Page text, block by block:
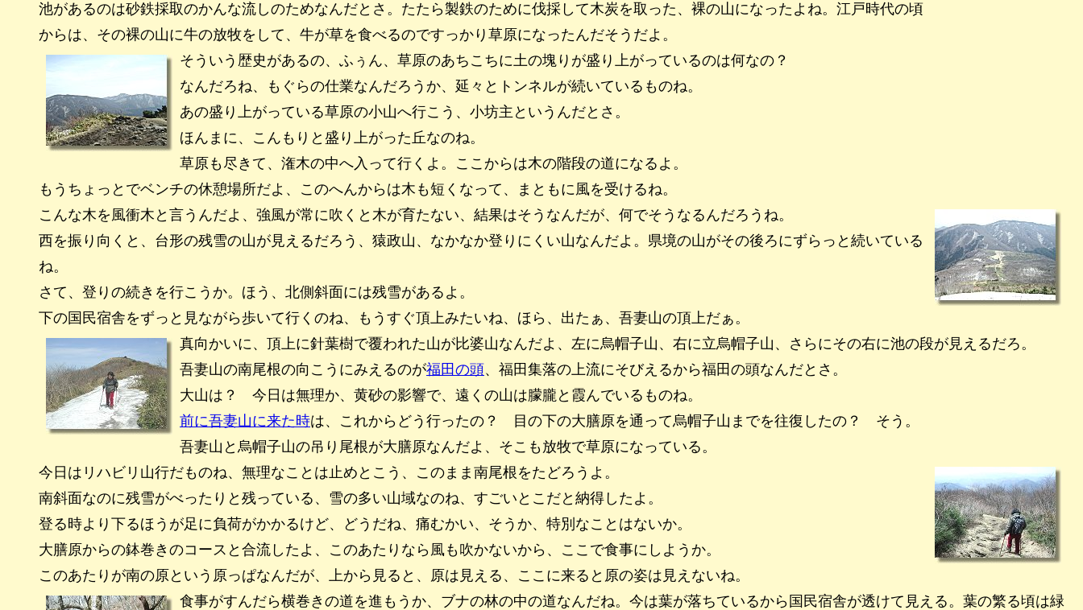
池があるのは砂鉄採取のかんな流しのためなんだとさ。たたら製鉄のために伐採して木炭を取った、裸の山になったよね。江戸時代の頃
からは、その裸の山に牛の放牧をして、牛が草を食べるのですっかり草原になったんだそうだよ。
そういう歴史があるの、ふぅん、草原のあちこちに土の塊りが盛り上がっているのは何なの？
なんだろね、もぐらの仕業なんだろうか、延々とトンネルが続いているものね。
あの盛り上がっている草原の小山へ行こう、小坊主というんだとさ。
ほんまに、こんもりと盛り上がった丘なのね。
草原も尽きて、潅木の中へ入って行くよ。ここからは木の階段の道になるよ。
もうちょっとでベンチの休憩場所だよ、このへんからは木も短くなって、まともに風を受けるね。
こんな木を風衝木と言うんだよ、強風が常に吹くと木が育たない、結果はそうなんだが、何でそうなるんだろうね。
西を振り向くと、台形の残雪の山が見えるだろう、猿政山、なかなか登りにくい山なんだよ。県境の山がその後ろにずらっと続いている
ね。
さて、登りの続きを行こうか。ほう、北側斜面には残雪があるよ。
下の国民宿舎をずっと見ながら歩いて行くのね、もうすぐ頂上みたいね、ほら、出たぁ、吾妻山の頂上だぁ。
真向かいに、頂上に針葉樹で覆われた山が比婆山なんだよ、左に烏帽子山、右に立烏帽子山、さらにその右に池の段が見えるだろ。
吾妻山の南尾根の向こうにみえるのが福田の頭、福田集落の上流にそびえるから福田の頭なんだとさ。
大山は？ 今日は無理か、黄砂の影響で、遠くの山は朦朧と霞んでいるものね。
前に吾妻山に来た時は、これからどう行ったの？ 目の下の大膳原を通って烏帽子山までを往復したの？ そう。
吾妻山と烏帽子山の吊り尾根が大膳原なんだよ、そこも放牧で草原になっている。
今日はリハビリ山行だものね、無理なことは止めとこう、このまま南尾根をたどろうよ。
南斜面なのに残雪がべったりと残っている、雪の多い山域なのね、すごいとこだと納得したよ。
登る時より下るほうが足に負荷がかかるけど、どうだね、痛むかい、そうか、特別なことはないか。
大膳原からの鉢巻きのコースと合流したよ、このあたりなら風も吹かないから、ここで食事にしようか。
このあたりが南の原という原っぱなんだが、上から見ると、原は見える、ここに来ると原の姿は見えないね。
食事がすんだら横巻きの道を進もうか、ブナの林の中の道なんだね。今は葉が落ちているから国民宿舎が透けて見える。葉の繁る頃は緑